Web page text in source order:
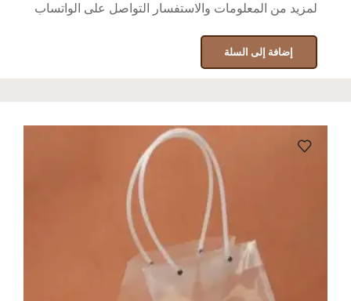
لمزيد من المعلومات والاستفسار التواصل على الواتساب
إضافة إلى السلة